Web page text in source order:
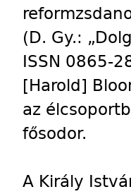
(D. Gy.:
ISSN 0865-
[Harold]
az
fősodor.
A Király